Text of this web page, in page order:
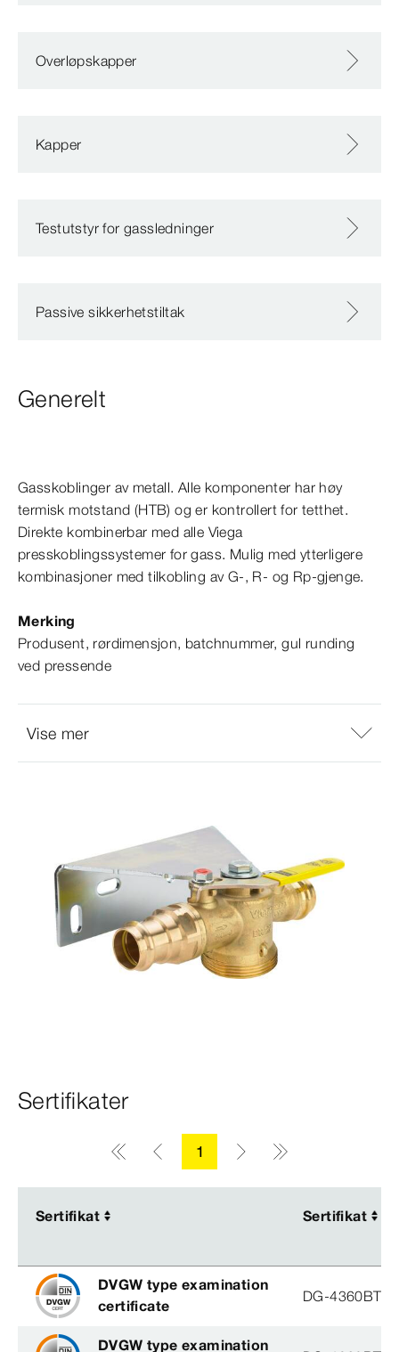
Overløpskapper
Kapper
Testutstyr for gassledninger
Passive sikkerhetstiltak
Generelt
Gasskoblinger av metall. Alle komponenter har høy
termisk motstand (HTB) og er kontrollert for tetthet.
Direkte kombinerbar med alle Viega
presskoblingssystemer for gass. Mulig med ytterligere
kombinasjoner med tilkobling av G-, R- og Rp-​gjenge.
Merking
Produsent, rørdimensjon, batchnummer, gul runding
ved pressende
Vise mer
Sertifikater
1
Sertifikat Sertifikat
Sertifikat Sertifikat
DVGW type examination
certificate
DG-
DVGW type examination